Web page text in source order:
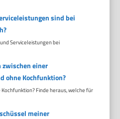
sind bei
Serviceleistungen bei
einer
ohne Kochfunktion?
Finde heraus, welche für
meiner